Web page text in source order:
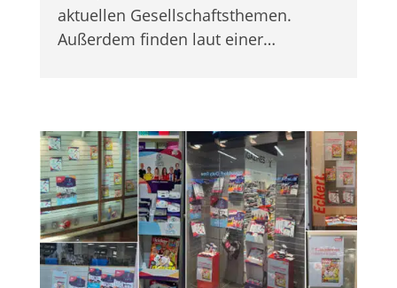
aktu­el­len Gesell­schafts­the­men.
Außer­dem fin­den laut einer…